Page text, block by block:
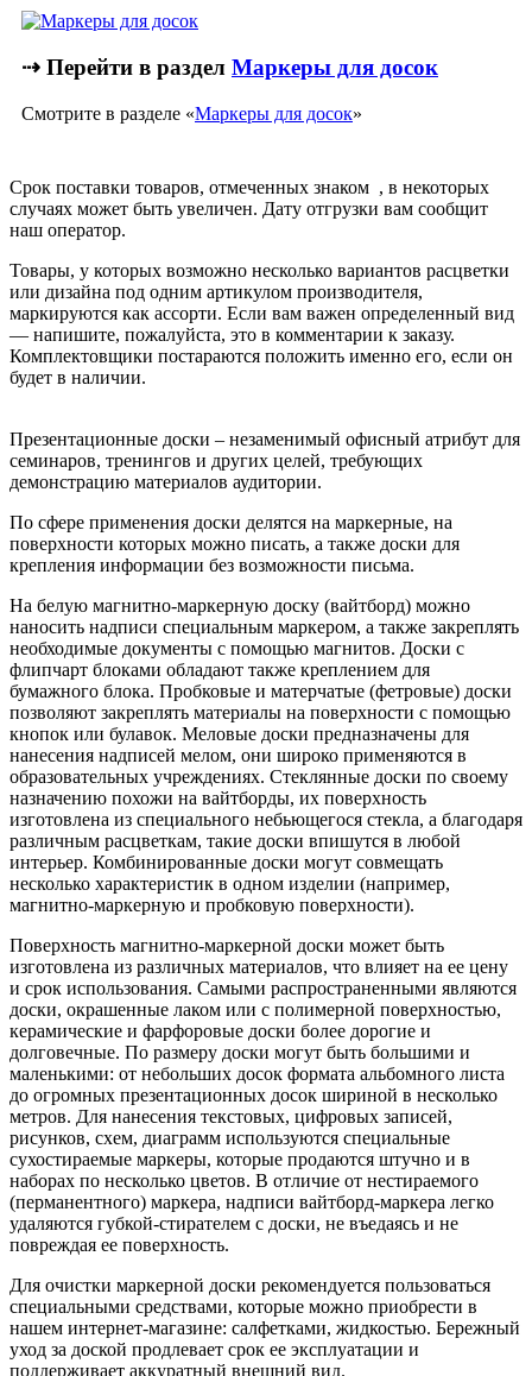
⇢ Перейти в раздел Маркеры для досок
Смотрите в разделе «Маркеры для досок»
Срок поставки товаров, отмеченных знаком , в некоторых
случаях может быть увеличен. Дату отгрузки вам сообщит
наш оператор.
Товары, у которых возможно несколько вариантов расцветки
или дизайна под одним артикулом производителя,
маркируются как ассорти. Если вам важен определенный вид
— напишите, пожалуйста, это в комментарии к заказу.
Комплектовщики постараются положить именно его, если он
будет в наличии.
Презентационные доски – незаменимый офисный атрибут для
семинаров, тренингов и других целей, требующих
демонстрацию материалов аудитории.
По сфере применения доски делятся на маркерные, на
поверхности которых можно писать, а также доски для
крепления информации без возможности письма.
На белую магнитно-маркерную доску (вайтборд) можно
наносить надписи специальным маркером, а также закреплять
необходимые документы с помощью магнитов. Доски с
флипчарт блоками обладают также креплением для
бумажного блока. Пробковые и матерчатые (фетровые) доски
позволяют закреплять материалы на поверхности с помощью
кнопок или булавок. Меловые доски предназначены для
нанесения надписей мелом, они широко применяются в
образовательных учреждениях. Стеклянные доски по своему
назначению похожи на вайтборды, их поверхность
изготовлена из специального небьющегося стекла, а благодаря
различным расцветкам, такие доски впишутся в любой
интерьер. Комбинированные доски могут совмещать
несколько характеристик в одном изделии (например,
магнитно-маркерную и пробковую поверхности).
Поверхность магнитно-маркерной доски может быть
изготовлена из различных материалов, что влияет на ее цену
и срок использования. Самыми распространенными являются
доски, окрашенные лаком или с полимерной поверхностью,
керамические и фарфоровые доски более дорогие и
долговечные. По размеру доски могут быть большими и
маленькими: от небольших досок формата альбомного листа
до огромных презентационных досок шириной в несколько
метров. Для нанесения текстовых, цифровых записей,
рисунков, схем, диаграмм используются специальные
сухостираемые маркеры, которые продаются штучно и в
наборах по несколько цветов. В отличие от нестираемого
(перманентного) маркера, надписи вайтборд-маркера легко
удаляются губкой-стирателем с доски, не въедаясь и не
повреждая ее поверхность.
Для очистки маркерной доски рекомендуется пользоваться
специальными средствами, которые можно приобрести в
нашем интернет-магазине: салфетками, жидкостью. Бережный
уход за доской продлевает срок ее эксплуатации и
поддерживает аккуратный внешний вид.